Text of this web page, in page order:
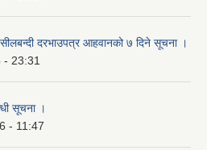
सीलबन्दी दरभाउपत्र आहवानको ७ दिने सूचना ।
- 23:31
सूचना ।
- 11:47